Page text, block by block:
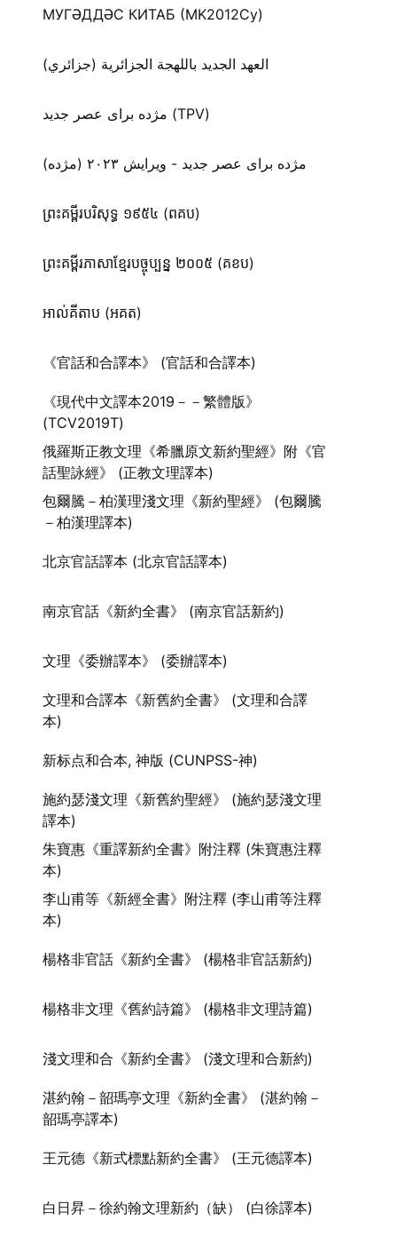
МУГӘДДӘС КИТАБ (MK2012Cy)
العهد الجديد باللهجة الجزائرية (جزائري)
مژده برای عصر جدید (TPV)
مژده برای عصر جدید - ویرایش ۲۰۲۳ (مژده)
ព្រះគម្ពីរបរិសុទ្ធ ១៩៥៤ (ពគប)
ព្រះគម្ពីរភាសាខ្មែរបច្ចុប្បន្ន ២០០៥ (គខប)
អាល់គីតាប (អគត)
《官話和合譯本》 (官話和合譯本)
《現代中文譯本2019－－繁體版》
(TCV2019T)
俄羅斯正教文理《希臘原文新約聖經》附《官
話聖詠經》 (正教文理譯本)
包爾騰－柏漢理淺文理《新約聖經》 (包爾騰
－柏漢理譯本)
北京官話譯本 (北京官話譯本)
南京官話《新約全書》 (南京官話新約)
文理《委辦譯本》 (委辦譯本)
文理和合譯本《新舊約全書》 (文理和合譯
本)
新标点和合本, 神版 (CUNPSS-神)
施約瑟淺文理《新舊約聖經》 (施約瑟淺文理
譯本)
朱寶惠《重譯新約全書》附注釋 (朱寶惠注釋
本)
李山甫等《新經全書》附注釋 (李山甫等注釋
本)
楊格非官話《新約全書》 (楊格非官話新約)
楊格非文理《舊約詩篇》 (楊格非文理詩篇)
淺文理和合《新約全書》 (淺文理和合新約)
湛約翰－韶瑪亭文理《新約全書》 (湛約翰－
韶瑪亭譯本)
王元德《新式標點新約全書》 (王元德譯本)
白日昇－徐約翰文理新約（缺） (白徐譯本)